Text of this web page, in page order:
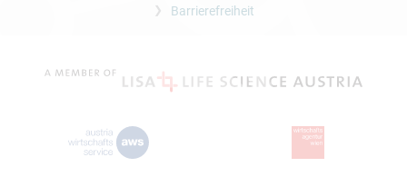
Barrierefreiheit